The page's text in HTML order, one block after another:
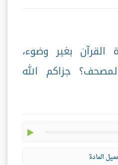
بغير وضوء،
جزاكم الله
المادة